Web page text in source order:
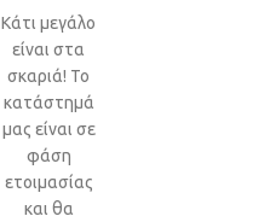
Κάτι μεγάλο
είναι στα
σκαριά! Το
κατάστημά
μας είναι σε
φάση
ετοιμασίας
και θα